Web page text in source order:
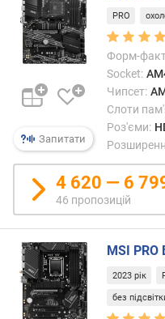
(
6
Г
б
т
/
)
(
ш
т
.
)
M
S
A
T
Запитати
PRO
Форм-
Socket:
Чипсет:
Слоти
Роз'єми:
4 620 — 6
46 пропозицій
MSI PRO
2023 рік
без